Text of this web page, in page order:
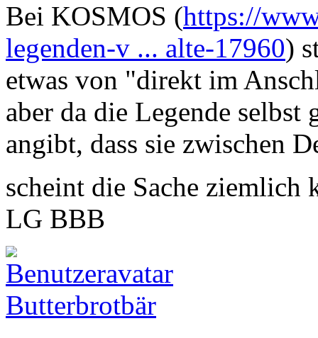
Bei KOSMOS (https://
legenden-v ... alte-17960)
etwas von "direkt im
aber da die Legende selbst
angibt, dass sie zwischen
scheint die Sache ziemlich
LG BBB
Butterbrotbär